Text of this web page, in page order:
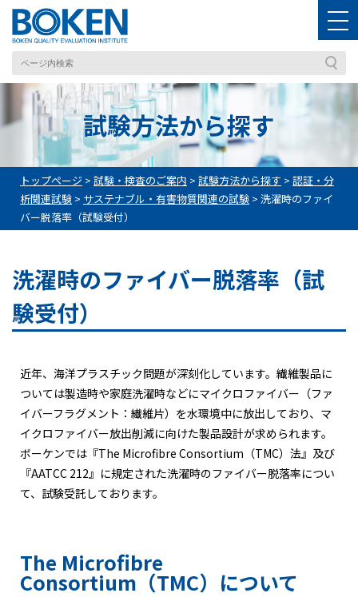
試験方法から探す
トップページ > 試験・検査のご案内 > 試験方法から探す > 認証・分
析関連試験 > サステナブル・有害物質関連の試験 > 洗濯時のファイ
バー脱落率（試験受付）
洗濯時のファイバー脱落率（試
験受付）
近年、海洋プラスチック問題が深刻化しています。繊維製品に
ついては製造時や家庭洗濯時などにマイクロファイバー（ファ
イバーフラグメント：繊維片）を水環境中に放出しており、マ
イクロファイバー放出削減に向けた製品設計が求められます。
ボーケンでは『The Microfibre Consortium（TMC）法』及び
『AATCC 212』に規定された洗濯時のファイバー脱落率につい
て、試験受託しております。
The Microfibre
Consortium（TMC）について